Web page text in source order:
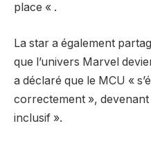
place « .
La star a également
que l’univers Marvel
a déclaré que le MCU «
correctement »,
inclusif ».